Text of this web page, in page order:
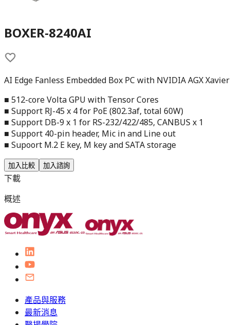
BOXER-8240AI
AI Edge Fanless Embedded Box PC with NVIDIA AGX Xavier
■ 512-core Volta GPU with Tensor Cores
■ Support RJ-45 x 4 for PoE (802.3af, total 60W)
■ Support DB-9 x 1 for RS-232/422/485, CANBUS x 1
■ Support 40-pin header, Mic in and Line out
■ Supoort M.2 E key, M key and SATA storage
加入比較 加入諮詢
下載
概述
產品與服務
最新消息